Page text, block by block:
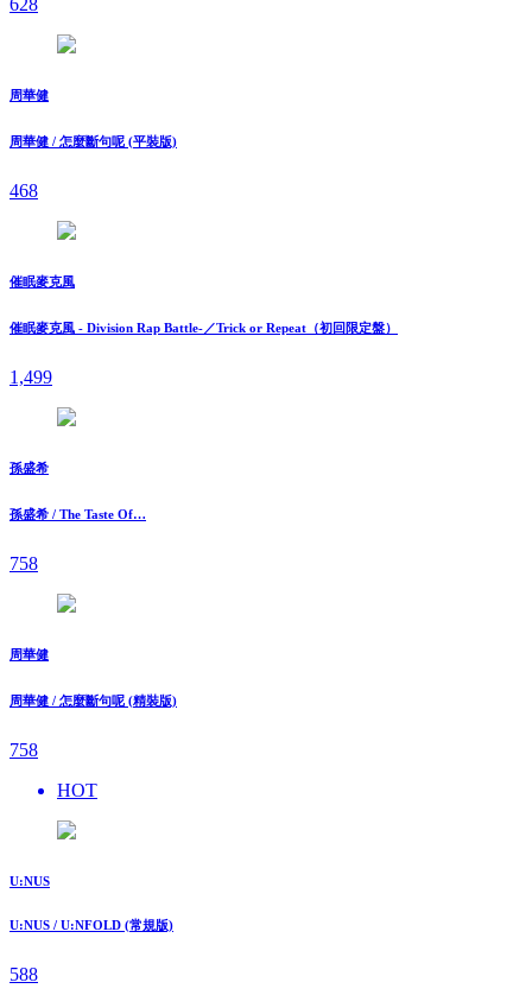
628
周華健
周華健 / 怎麼斷句呢 (平裝版)
468
催眠麥克風
催眠麥克風 - Division Rap Battle-／Trick or Repeat（初回限定盤）
1,499
孫盛希
孫盛希 / The Taste Of…
758
周華健
周華健 / 怎麼斷句呢 (精裝版)
758
HOT
U:NUS
U:NUS / U:NFOLD (常規版)
588